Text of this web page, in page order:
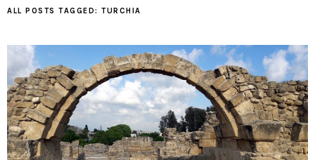
ALL POSTS TAGGED: TURCHIA